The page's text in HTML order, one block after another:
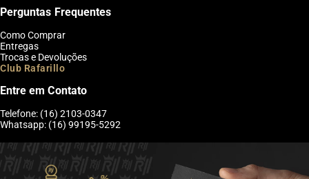
Perguntas Frequentes
Como Comprar
Entregas
Trocas e Devoluções
Club Rafarillo
Entre em Contato
Telefone: (16) 2103-0347
Whatsapp: (16) 99195-5292